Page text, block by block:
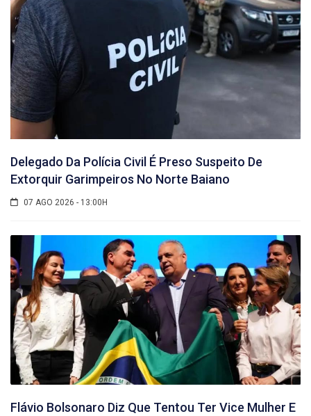
Delegado Da Polícia Civil É Preso Suspeito De
Extorquir Garimpeiros No Norte Baiano
07 AGO 2026 - 13:00H
Flávio Bolsonaro Diz Que Tentou Ter Vice Mulher E